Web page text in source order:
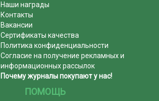
Наши награды
Контакты
Вакансии
Сертификаты качества
Политика конфиденциальности
Согласие на получение рекламных и
информационных рассылок
Почему журналы покупают у нас!
ПОМОЩЬ